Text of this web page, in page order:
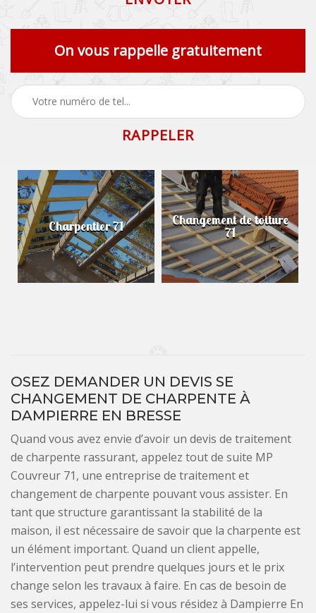
On vous rappelle gratuitement
Charpentier 71 Changement de toiture
71
OSEZ DEMANDER UN DEVIS SE
CHANGEMENT DE CHARPENTE À
DAMPIERRE EN BRESSE
Quand vous avez envie d’avoir un devis de traitement
de charpente rassurant, appelez tout de suite MP
Couvreur 71, une entreprise de traitement et
changement de charpente pouvant vous assister. En
tant que structure garantissant la stabilité de la
maison, il est nécessaire de savoir que la charpente est
un élément important. Quand un client appelle,
l’intervention peut prendre quelques jours et le prix
change selon les travaux à faire. En cas de besoin de
ses services, appelez-lui si vous résidez à Dampierre En